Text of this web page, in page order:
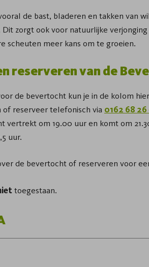
de bast, bladeren en takken van
Dit zorgt ook voor natuurlijke
scheuten meer kans om te groeien.
reserveren van de
de bevertocht kun je in de kolom
of reserveer telefonisch via 0162 68
vertrekt om 19.00 uur en komt om
uur.
de bevertocht of reserveren voor
toegestaan.